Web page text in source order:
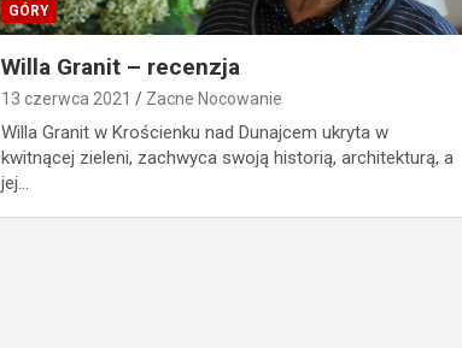
GÓRY
Willa Granit – recenzja
13 czerwca 2021 Zacne Nocowanie
Willa Granit w Krościenku nad Dunajcem ukryta w
kwitnącej zieleni, zachwyca swoją historią, architekturą, a
jej…